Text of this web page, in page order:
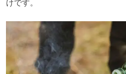
けです。